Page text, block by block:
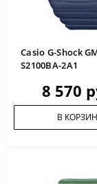
Casio G-Shock
S2100BA-2A1
8 570
В